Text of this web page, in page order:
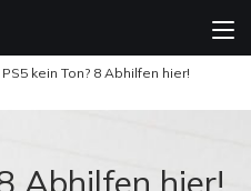
PS5 kein Ton? 8 Abhilfen hier!
Abhilfen hier!